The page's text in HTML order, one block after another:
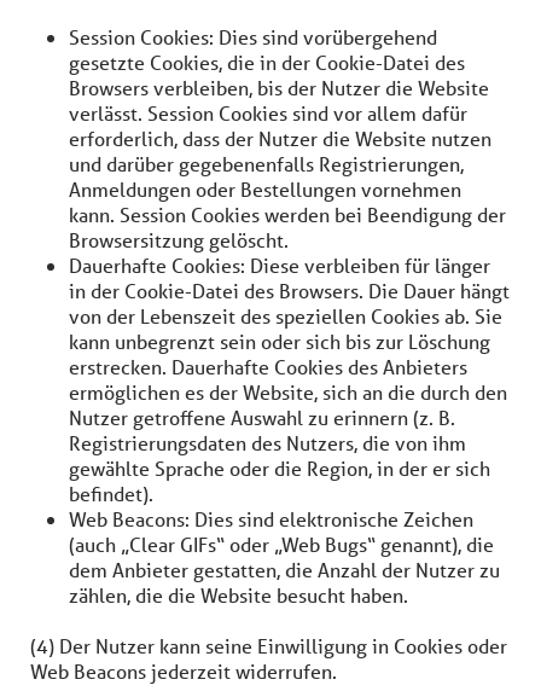
Session Cookies: Dies sind vorübergehend
gesetzte Cookies, die in der Cookie-Datei des
Browsers verbleiben, bis der Nutzer die Website
verlässt. Session Cookies sind vor allem dafür
erforderlich, dass der Nutzer die Website nutzen
und darüber gegebenenfalls Registrierungen,
Anmeldungen oder Bestellungen vornehmen
kann. Session Cookies werden bei Beendigung der
Browsersitzung gelöscht.
Dauerhafte Cookies: Diese verbleiben für länger
in der Cookie-Datei des Browsers. Die Dauer hängt
von der Lebenszeit des speziellen Cookies ab. Sie
kann unbegrenzt sein oder sich bis zur Löschung
erstrecken. Dauerhafte Cookies des Anbieters
ermöglichen es der Website, sich an die durch den
Nutzer getroffene Auswahl zu erinnern (z. B.
Registrierungsdaten des Nutzers, die von ihm
gewählte Sprache oder die Region, in der er sich
befindet).
Web Beacons: Dies sind elektronische Zeichen
(auch „Clear GIFs“ oder „Web Bugs“ genannt), die
dem Anbieter gestatten, die Anzahl der Nutzer zu
zählen, die die Website besucht haben.
(4) Der Nutzer kann seine Einwilligung in Cookies oder
Web Beacons jederzeit widerrufen.